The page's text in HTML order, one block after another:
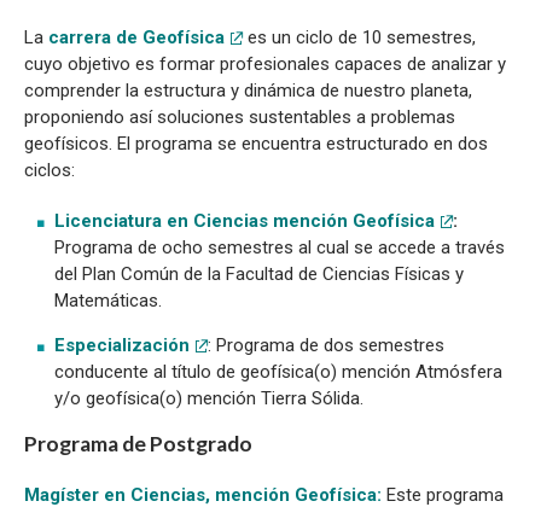
La carrera de Geofísica
es un ciclo de 10 semestres,
cuyo objetivo es formar profesionales capaces de analizar y
comprender la estructura y dinámica de nuestro planeta,
proponiendo así soluciones sustentables a problemas
geofísicos. El programa se encuentra estructurado en dos
ciclos:
Licenciatura en Ciencias mención Geofísica
:
Programa de ocho semestres al cual se accede a través
del Plan Común de la Facultad de Ciencias Físicas y
Matemáticas.
Especialización
: Programa de dos semestres
conducente al título de geofísica(o) mención Atmósfera
y/o geofísica(o) mención Tierra Sólida.
Programa de Postgrado
Magíster en Ciencias, mención Geofísica: Este programa